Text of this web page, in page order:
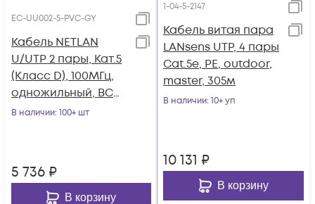
EC-UU002-5-PVC-GY
Кабель NETLAN
U/UTP 2 пары, Кат.5
(Класс D), 100МГц,
одножильный, BC
(чистая медь),
В наличии: 100+ шт
5 736 ₽
В корзину
1-04-5-2147
Кабель витая пара
LANsens UTP, 4 пары
Cat.5e, PE, outdoor,
master, 305м
В наличии: 10+ уп
10 131 ₽
В корзину